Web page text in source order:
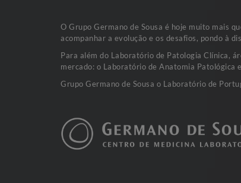
O Grupo Germano de Sousa é hoje muito mais
acompanhar a evolução e os desafios, pondo à
Para além do Laboratório de Patologia Clínica,
mercado: o Laboratório de Anatomia Patológica
Grupo Germano de Sousa o Laboratório de